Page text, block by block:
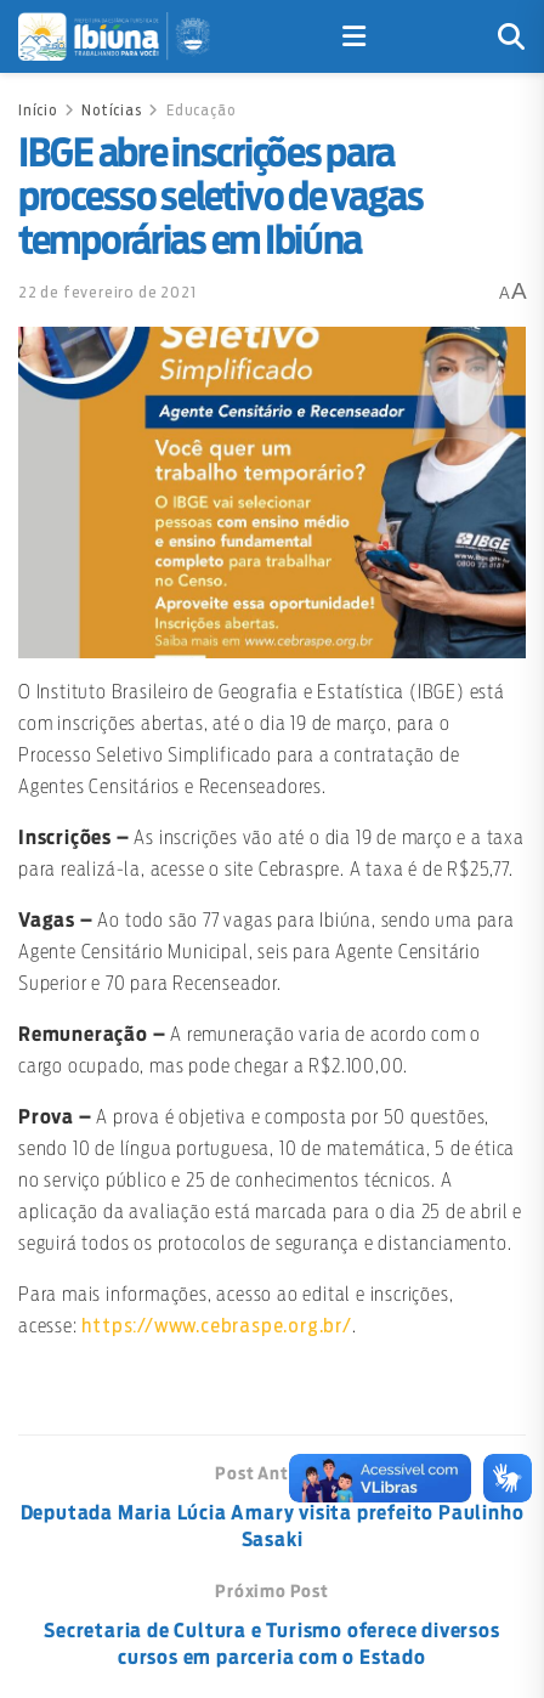
Início Notícias Educação
IBGE abre inscrições para
processo seletivo de vagas
temporárias em Ibiúna
22 de fevereiro de 2021 AA
O Instituto Brasileiro de Geografia e Estatística (IBGE) está
com inscrições abertas, até o dia 19 de março, para o
Processo Seletivo Simplificado para a contratação de
Agentes Censitários e Recenseadores.
Inscrições – As inscrições vão até o dia 19 de março e a taxa
para realizá-la, acesse o site Cebraspre. A taxa é de R$25,77.
Vagas – Ao todo são 77 vagas para Ibiúna, sendo uma para
Agente Censitário Municipal, seis para Agente Censitário
Superior e 70 para Recenseador.
Remuneração – A remuneração varia de acordo com o
cargo ocupado, mas pode chegar a R$2.100,00.
Prova – A prova é objetiva e composta por 50 questões,
sendo 10 de língua portuguesa, 10 de matemática, 5 de ética
no serviço público e 25 de conhecimentos técnicos. A
aplicação da avaliação está marcada para o dia 25 de abril e
seguirá todos os protocolos de segurança e distanciamento.
Para mais informações, acesso ao edital e inscrições,
acesse: https://www.cebraspe.org.br/.
Post Anterior
Deputada Maria Lúcia Amary visita prefeito Paulinho
Sasaki
Próximo Post
Secretaria de Cultura e Turismo oferece diversos
cursos em parceria com o Estado